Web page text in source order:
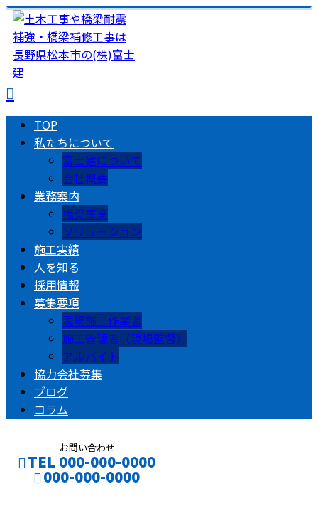
TOP
私たちについて
富士建について
会社概要
業務案内
橋梁事業
ソリューション
施工実績
人を知る
採用情報
募集要項
現場施工作業者
施工管理者（現場監督）
アルバイト
協力会社募集
ブログ
コラム
お問い合わせ
TEL 000-000-0000
000-000-0000